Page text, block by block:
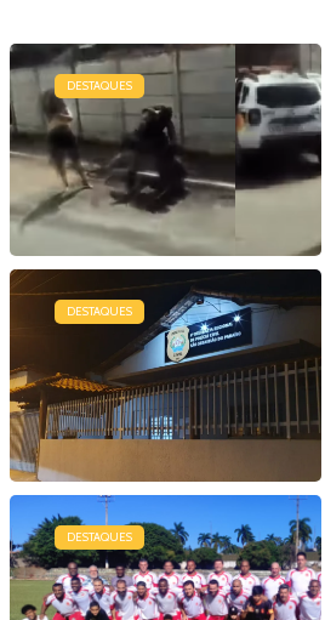
DESTAQUES
DESTAQUES
DESTAQUES